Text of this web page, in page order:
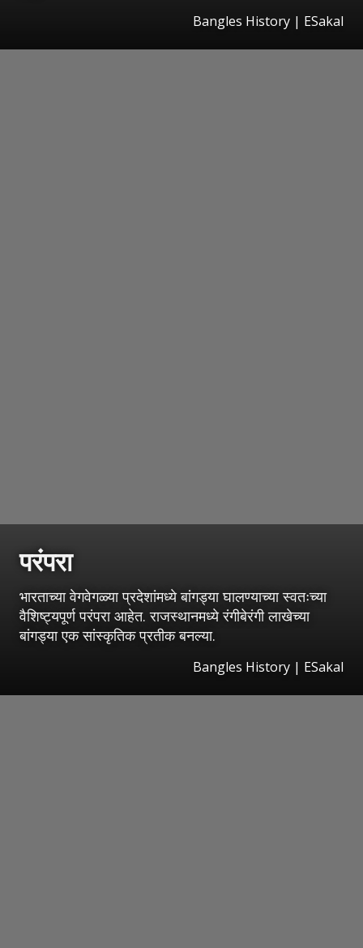
Bangles History | ESakal
परंपरा
भारताच्या वेगवेगळ्या प्रदेशांमध्ये बांगड्या घालण्याच्या स्वतःच्या
वैशिष्ट्यपूर्ण परंपरा आहेत. राजस्थानमध्ये रंगीबेरंगी लाखेच्या
बांगड्या एक सांस्कृतिक प्रतीक बनल्या.
Bangles History | ESakal